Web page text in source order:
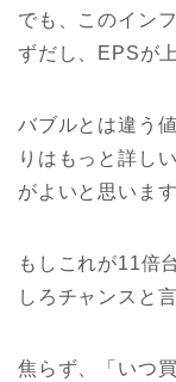
でも、このイン
ずだし、EPSが
バブルとは違う
りはもっと詳し
がよいと思いま
もしこれが11倍
しろチャンスと
焦らず、「いつ